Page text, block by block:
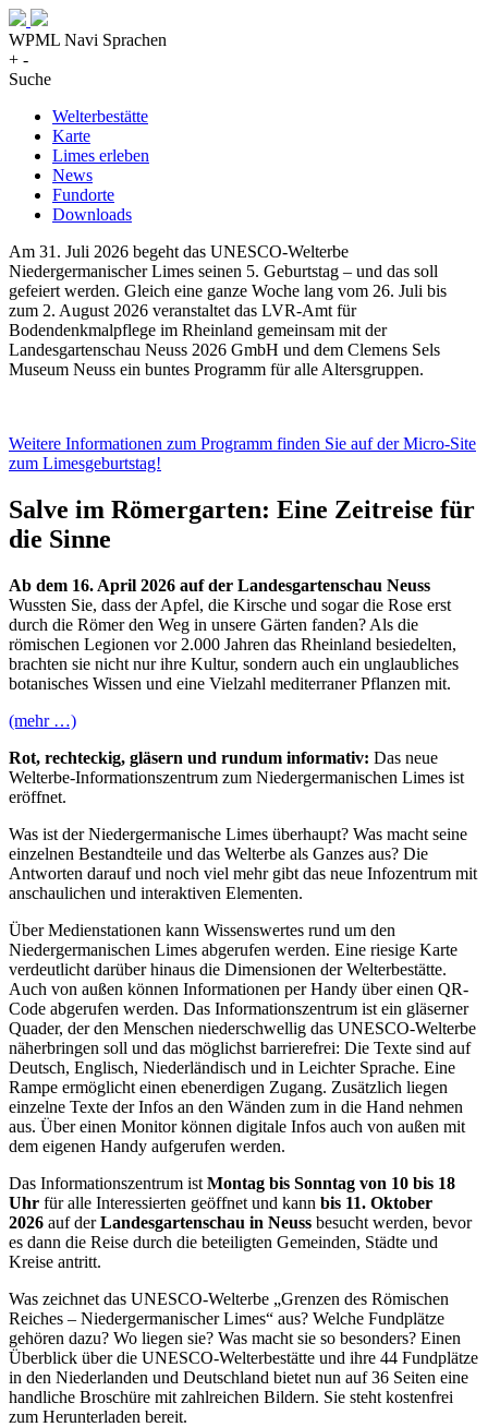
WPML Navi Sprachen
+ -
Suche
Welterbestätte
Karte
Limes erleben
News
Fundorte
Downloads
Am 31. Juli 2026 begeht das UNESCO-Welterbe
Niedergermanischer Limes seinen 5. Geburtstag – und das soll
gefeiert werden. Gleich eine ganze Woche lang vom 26. Juli bis
zum 2. August 2026 veranstaltet das LVR-Amt für
Bodendenkmalpflege im Rheinland gemeinsam mit der
Landesgartenschau Neuss 2026 GmbH und dem Clemens Sels
Museum Neuss ein buntes Programm für alle Altersgruppen.
Weitere Informationen zum Programm finden Sie auf der Micro-Site
zum Limesgeburtstag!
Salve im Römergarten: Eine Zeitreise für
die Sinne
Ab dem 16. April 2026 auf der Landesgartenschau Neuss
Wussten Sie, dass der Apfel, die Kirsche und sogar die Rose erst
durch die Römer den Weg in unsere Gärten fanden? Als die
römischen Legionen vor 2.000 Jahren das Rheinland besiedelten,
brachten sie nicht nur ihre Kultur, sondern auch ein unglaubliches
botanisches Wissen und eine Vielzahl mediterraner Pflanzen mit.
(mehr …)
Rot, rechteckig, gläsern und rundum informativ: Das neue
Welterbe-Informationszentrum zum Niedergermanischen Limes ist
eröffnet.
Was ist der Niedergermanische Limes überhaupt? Was macht seine
einzelnen Bestandteile und das Welterbe als Ganzes aus? Die
Antworten darauf und noch viel mehr gibt das neue Infozentrum mit
anschaulichen und interaktiven Elementen.
Über Medienstationen kann Wissenswertes rund um den
Niedergermanischen Limes abgerufen werden. Eine riesige Karte
verdeutlicht darüber hinaus die Dimensionen der Welterbestätte.
Auch von außen können Informationen per Handy über einen QR-
Code abgerufen werden. Das Informationszentrum ist ein gläserner
Quader, der den Menschen niederschwellig das UNESCO-Welterbe
näherbringen soll und das möglichst barrierefrei: Die Texte sind auf
Deutsch, Englisch, Niederländisch und in Leichter Sprache. Eine
Rampe ermöglicht einen ebenerdigen Zugang. Zusätzlich liegen
einzelne Texte der Infos an den Wänden zum in die Hand nehmen
aus. Über einen Monitor können digitale Infos auch von außen mit
dem eigenen Handy aufgerufen werden.
Das Informationszentrum ist Montag bis Sonntag von 10 bis 18
Uhr für alle Interessierten geöffnet und kann bis 11. Oktober
2026 auf derLandesgartenschau in Neuss besucht werden, bevor
es dann die Reise durch die beteiligten Gemeinden, Städte und
Kreise antritt.
Was zeichnet das UNESCO-Welterbe „Grenzen des Römischen
Reiches – Niedergermanischer Limes“ aus? Welche Fundplätze
gehören dazu? Wo liegen sie? Was macht sie so besonders? Einen
Überblick über die UNESCO-Welterbestätte und ihre 44 Fundplätze
in den Niederlanden und Deutschland bietet nun auf 36 Seiten eine
handliche Broschüre mit zahlreichen Bildern. Sie steht kostenfrei
zum Herunterladen bereit.